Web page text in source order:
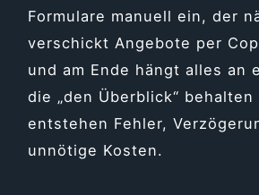
Formulare manuell ein, der
verschickt Angebote per
und am Ende hängt alles an
die „den Überblick“ behalten
entstehen Fehler,
unnötige Kosten.